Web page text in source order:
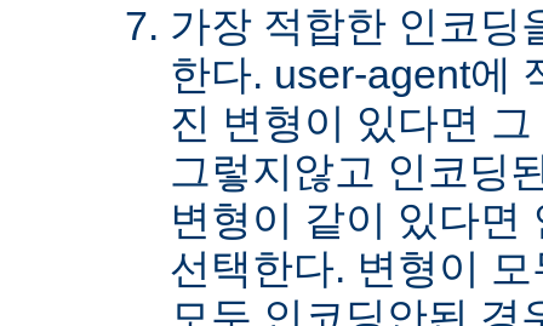
가장 적합한 인코딩
한다. user-agent에
진 변형이 있다면
그렇지않고 인코딩
변형이 같이 있다면
선택한다. 변형이
모두 인코딩안된 경